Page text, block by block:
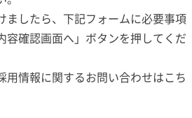
ましたら、下記フォームに必要事項
容確認画面へ」ボタンを押してくだ
用情報に関するお問い合わせはこち